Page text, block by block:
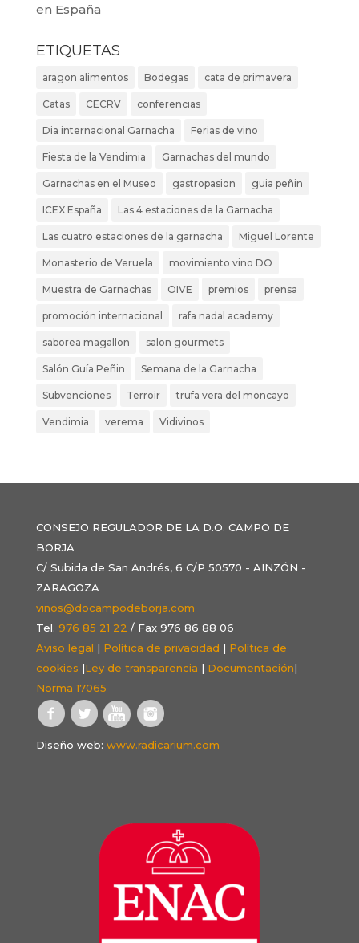
en España
ETIQUETAS
aragon alimentos Bodegas cata de primavera
Catas CECRV conferencias
Dia internacional Garnacha Ferias de vino
Fiesta de la Vendimia Garnachas del mundo
Garnachas en el Museo gastropasion guia peñin
ICEX España Las 4 estaciones de la Garnacha
Las cuatro estaciones de la garnacha Miguel Lorente
Monasterio de Veruela movimiento vino DO
Muestra de Garnachas OIVE premios prensa
promoción internacional rafa nadal academy
saborea magallon salon gourmets
Salón Guía Peñin Semana de la Garnacha
Subvenciones Terroir trufa vera del moncayo
Vendimia verema Vidivinos
CONSEJO REGULADOR DE LA D.O. CAMPO DE
BORJA
C/ Subida de San Andrés, 6 C/P 50570 - AINZÓN -
ZARAGOZA
vinos@docampodeborja.com
Tel. 976 85 21 22 / Fax 976 86 88 06
Aviso legal | Política de privacidad | Política de
cookies |Ley de transparencia | Documentación|
Norma 17065
Diseño web: www.radicarium.com